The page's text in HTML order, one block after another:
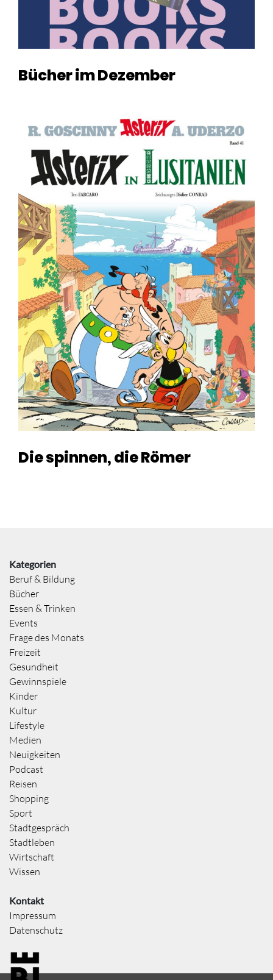
Bücher im Dezember
Die spinnen, die Römer
Kategorien
Beruf & Bildung
Bücher
Essen & Trinken
Events
Frage des Monats
Freizeit
Gesundheit
Gewinnspiele
Kinder
Kultur
Lifestyle
Medien
Neuigkeiten
Podcast
Reisen
Shopping
Sport
Stadtgespräch
Stadtleben
Wirtschaft
Wissen
Kontakt
Impressum
Datenschutz